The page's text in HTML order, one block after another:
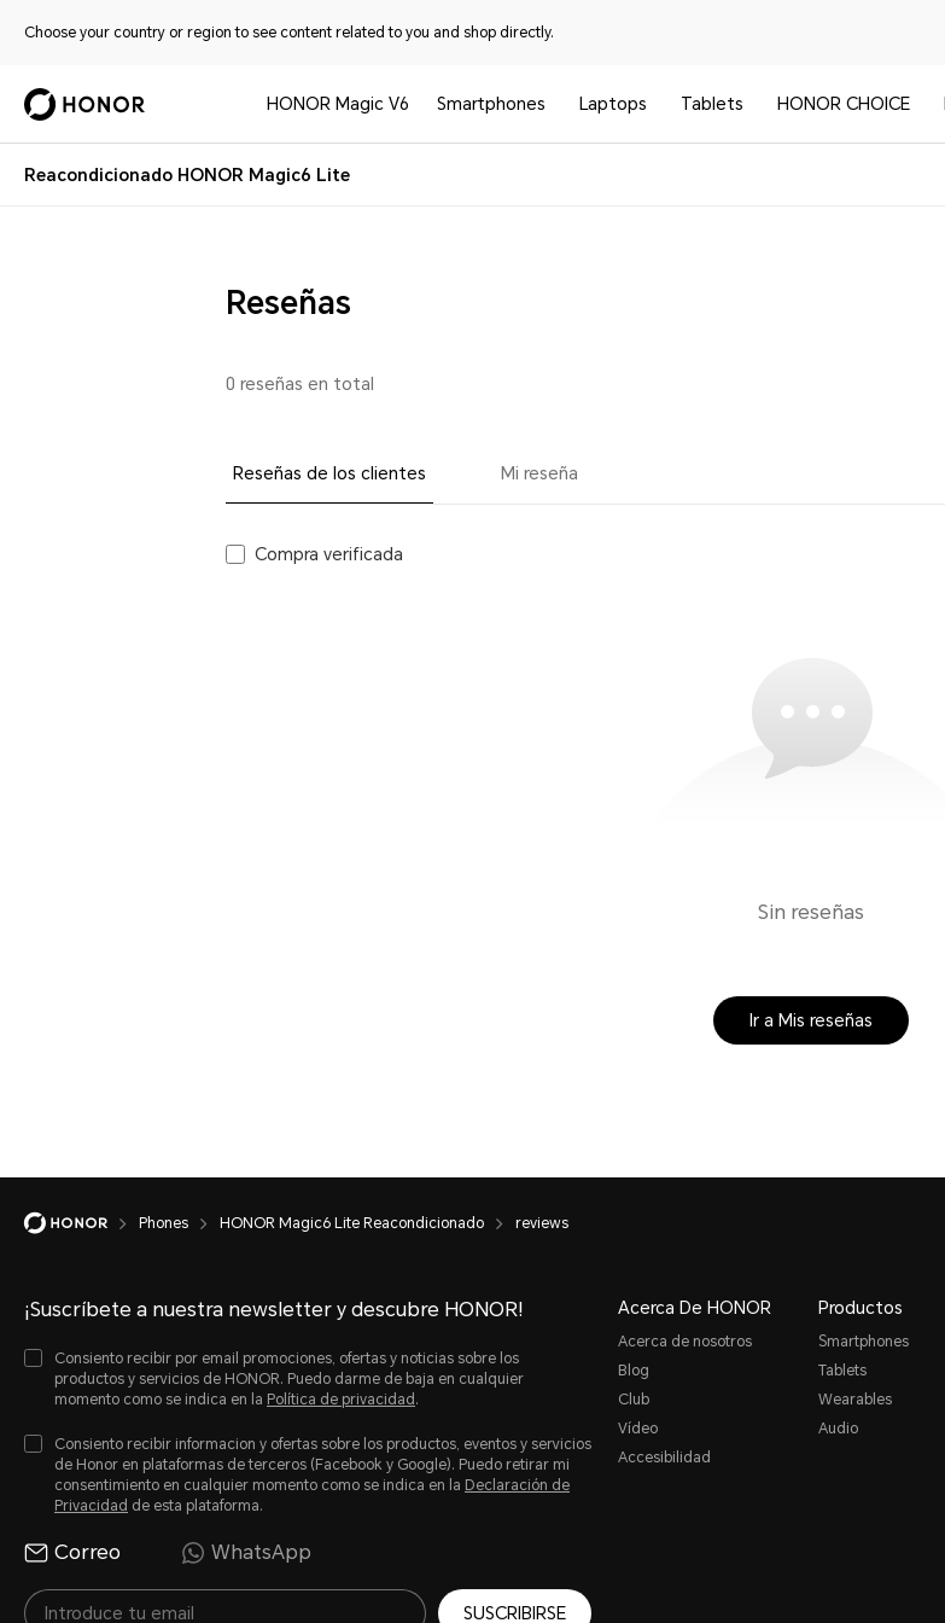
Choose your country or region to see content related to you and shop directly.
HONOR Magic V6 Smartphones Laptops Tablets HONOR CHOICE
Reacondicionado HONOR Magic6 Lite
Reseñas
0 reseñas en total
Reseñas de los clientes Mi reseña
Compra verificada
Sin reseñas
Ir a Mis reseñas
Phones HONOR Magic6 Lite Reacondicionado reviews
¡Suscríbete a nuestra newsletter y descubre HONOR!
Consiento recibir por email promociones, ofertas y noticias sobre los
productos y servicios de HONOR. Puedo darme de baja en cualquier
momento como se indica en la Política de privacidad .
Consiento recibir informacion y ofertas sobre los productos, eventos y servicios
de Honor en plataformas de terceros (Facebook y Google). Puedo retirar mi
consentimiento en cualquier momento como se indica en la Declaración de
Privacidad de esta plataforma.
Correo WhatsApp
SUSCRIBIRSE
Acerca De HONOR
Acerca de nosotros
Blog
Club
Vídeo
Accesibilidad
Productos
Smartphones
Tablets
Wearables
Audio